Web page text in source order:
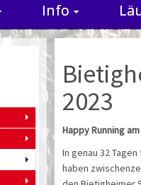
Info
2023
Happy Running
In genau 32
haben